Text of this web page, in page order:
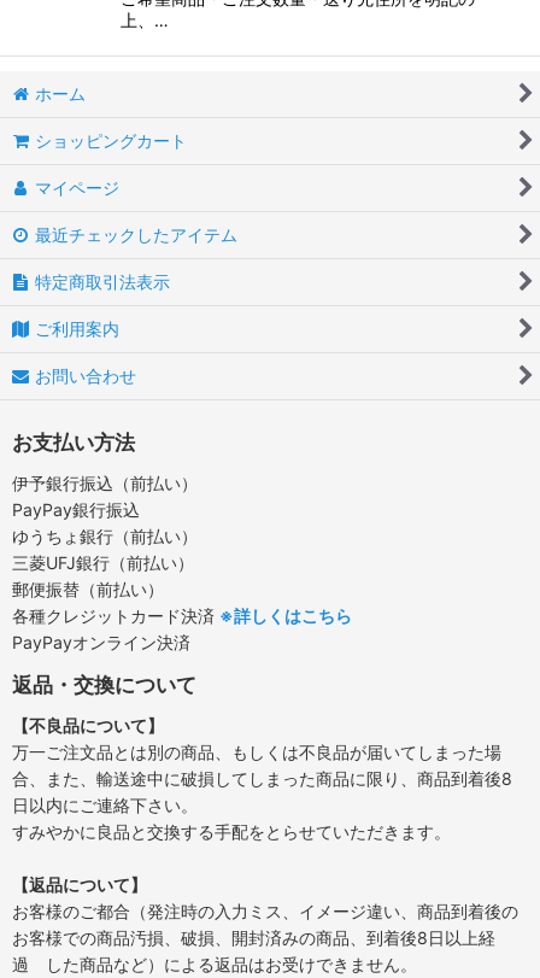
上、…
ホーム
ショッピングカート
マイページ
最近チェックしたアイテム
特定商取引法表示
ご利用案内
お問い合わせ
お支払い方法
伊予銀行振込（前払い）
PayPay銀行振込
ゆうちょ銀行（前払い）
三菱UFJ銀行（前払い）
郵便振替（前払い）
各種クレジットカード決済 ※詳しくはこちら
PayPayオンライン決済
返品・交換について
【不良品について】
万一ご注文品とは別の商品、もしくは不良品が届いてしまった場
合、また、輸送途中に破損してしまった商品に限り、商品到着後8
日以内にご連絡下さい。
すみやかに良品と交換する手配をとらせていただきます。
【返品について】
お客様のご都合（発注時の入力ミス、イメージ違い、商品到着後の
お客様での商品汚損、破損、開封済みの商品、到着後8日以上経
過 した商品など）による返品はお受けできません。